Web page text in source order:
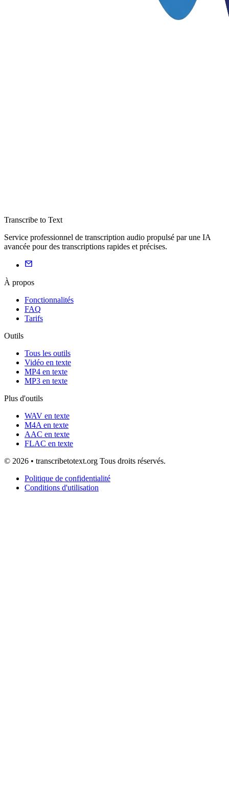
Transcribe to Text
Service professionnel de transcription audio propulsé par une IA
avancée pour des transcriptions rapides et précises.
À propos
Fonctionnalités
FAQ
Tarifs
Outils
Tous les outils
Vidéo en texte
MP4 en texte
MP3 en texte
Plus d'outils
WAV en texte
M4A en texte
AAC en texte
FLAC en texte
© 2026 • transcribetotext.org Tous droits réservés.
Politique de confidentialité
Conditions d'utilisation